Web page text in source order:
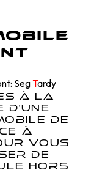
SegTardy
À LA
D'UNE
DE
À
VOUS
DE
HORS